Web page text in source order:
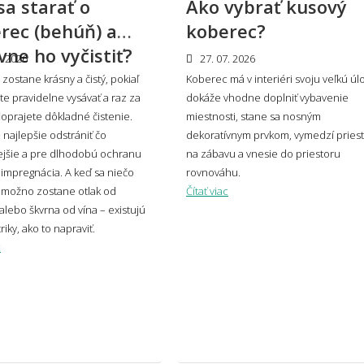
koberec s nábytkom a podlahou?
zvoliť do moderného interiéru?
a umiestnenie
správnu veľkosť koberca?
starať o
(behúň) a
ho vyčistiť?
2026
krásny a čistý, pokiaľ
pravidelne vysávať a raz za
dôkladné čistenie.
najlepšie odstrániť čo
a pre dlhodobú ochranu
A keď sa niečo
zostane otlak od
škvrna od vína – existujú
ako to napraviť.
Ako vybrať kusový
koberec?
27. 07. 2026
Koberec má v interiéri svoju veľkú
dokáže vhodne doplniť vybavenie
miestnosti, stane sa nosným
dekoratívnym prvkom, vymedzí
na zábavu a vnesie do priestoru
rovnováhu.
Čítať viac